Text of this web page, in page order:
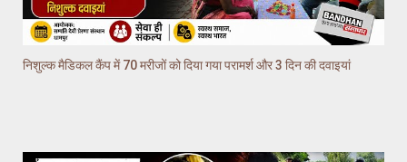
निशुल्क मैडिकल कैंप में 70 मरीजों को दिया गया परामर्श और 3 दिन की दवाइयां